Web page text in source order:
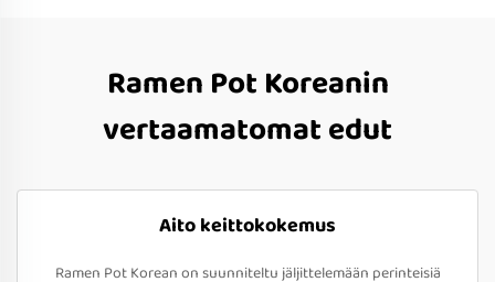
Ramen Pot Koreanin
vertaamatomat edut
Aito keittokokemus
Ramen Pot Korean on suunniteltu jäljittelemään perinteisiä